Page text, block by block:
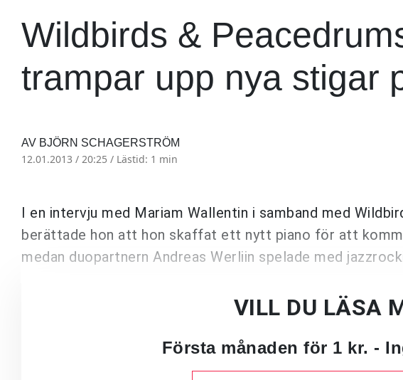
Wildbirds &
trampar upp nya stigar
AV BJÖRN SCHAGERSTRÖM
12.01.2013 / 20:25 / Lästid: 1 min
I en intervju med Mariam Wallentin i samband med
berättade hon att hon skaffat ett nytt piano för att
medan duopartnern Andreas Werliin spelade med
VILL DU LÄSA
Första månaden för 1 kr. -